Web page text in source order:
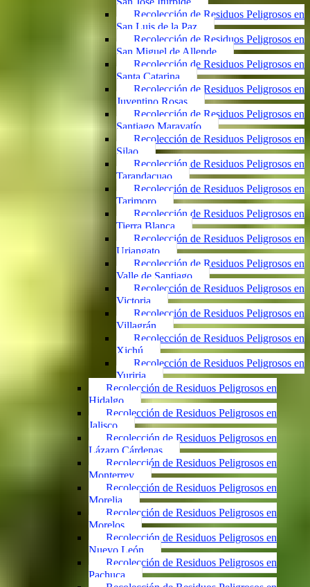
Recolección de Residuos Peligrosos en
San Luis de la Paz
Recolección de Residuos Peligrosos en
San Miguel de Allende
Recolección de Residuos Peligrosos en
Santa Catarina
Recolección de Residuos Peligrosos en
Juventino Rosas
Recolección de Residuos Peligrosos en
Santiago Maravatío
Recolección de Residuos Peligrosos en
Silao
Recolección de Residuos Peligrosos en
Tarandacuao
Recolección de Residuos Peligrosos en
Tarimoro
Recolección de Residuos Peligrosos en
Tierra Blanca
Recolección de Residuos Peligrosos en
Uriangato
Recolección de Residuos Peligrosos en
Valle de Santiago
Recolección de Residuos Peligrosos en
Victoria
Recolección de Residuos Peligrosos en
Villagrán
Recolección de Residuos Peligrosos en
Xichú
Recolección de Residuos Peligrosos en
Yuriria
Recolección de Residuos Peligrosos en
Hidalgo
Recolección de Residuos Peligrosos en
Jalisco
Recolección de Residuos Peligrosos en
Lázaro Cárdenas
Recolección de Residuos Peligrosos en
Monterrey
Recolección de Residuos Peligrosos en
Morelia
Recolección de Residuos Peligrosos en
Morelos
Recolección de Residuos Peligrosos en
Nuevo León
Recolección de Residuos Peligrosos en
Pachuca